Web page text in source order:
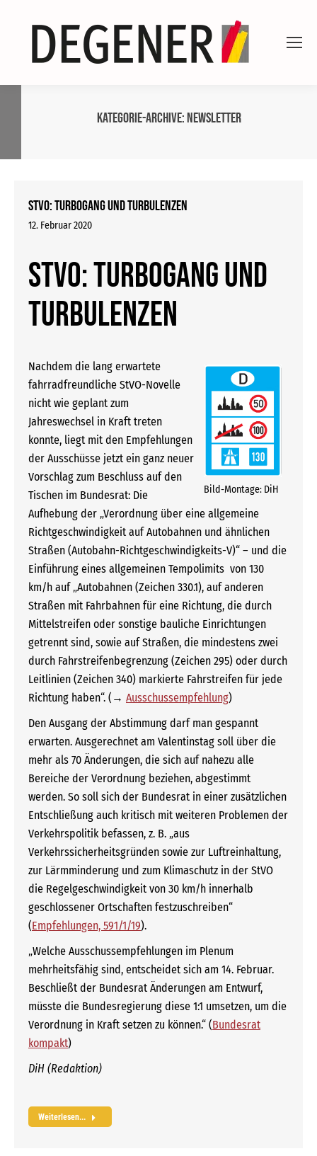
Kategorie-Archive:Newsletter
StVO: Turbogang und Turbulenzen
12. Februar 2020
StVO: Turbogang und
Turbulenzen
Bild-Montage: DiH
Nachdem die lang erwartete
fahrradfreundliche StVO-Novelle
nicht wie geplant zum
Jahreswechsel in Kraft treten
konnte, liegt mit den Empfehlungen
der Ausschüsse jetzt ein ganz neuer
Vorschlag zum Beschluss auf den
Tischen im Bundesrat: Die
Aufhebung der „Verordnung über eine allgemeine
Richtgeschwindigkeit auf Autobahnen und ähnlichen
Straßen (Autobahn-Richtgeschwindigkeits-V)“ – und die
Einführung eines allgemeinen Tempolimits von 130
km/h auf „Autobahnen (Zeichen 330.1), auf anderen
Straßen mit Fahrbahnen für eine Richtung, die durch
Mittelstreifen oder sonstige bauliche Einrichtungen
getrennt sind, sowie auf Straßen, die mindestens zwei
durch Fahrstreifenbegrenzung (Zeichen 295) oder durch
Leitlinien (Zeichen 340) markierte Fahrstreifen für jede
Richtung haben“. (→ Ausschussempfehlung)
Den Ausgang der Abstimmung darf man gespannt
erwarten. Ausgerechnet am Valentinstag soll über die
mehr als 70 Änderungen, die sich auf nahezu alle
Bereiche der Verordnung beziehen, abgestimmt
werden. So soll sich der Bundesrat in einer zusätzlichen
Entschließung auch kritisch mit weiteren Problemen der
Verkehrspolitik befassen, z. B. „aus
Verkehrssicherheitsgründen sowie zur Luftreinhaltung,
zur Lärmminderung und zum Klimaschutz in der StVO
die Regelgeschwindigkeit von 30 km/h innerhalb
geschlossener Ortschaften festzuschreiben“
(Empfehlungen, 591/1/19).
„Welche Ausschussempfehlungen im Plenum
mehrheitsfähig sind, entscheidet sich am 14. Februar.
Beschließt der Bundesrat Änderungen am Entwurf,
müsste die Bundesregierung diese 1:1 umsetzen, um die
Verordnung in Kraft setzen zu können.“ (Bundesrat
kompakt)
DiH (Redaktion)
Weiterlesen...